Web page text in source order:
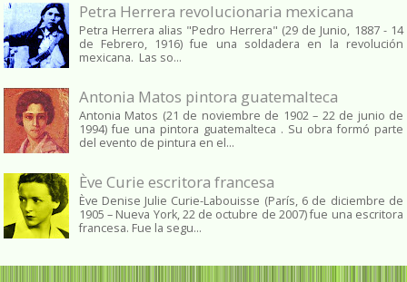
Petra Herrera revolucionaria mexicana
Petra Herrera alias "Pedro Herrera" (29 de Junio, 1887 - 14
de Febrero, 1916) fue una soldadera en la revolución
mexicana. Las so...
Antonia Matos pintora guatemalteca
Antonia Matos (21 de noviembre de 1902 – 22 de junio de
1994) fue una pintora guatemalteca . Su obra formó parte
del evento de pintura en el...
Ève Curie escritora francesa
Ève Denise Julie Curie-Labouisse (París, 6 de diciembre de
1905 – Nueva York, 22 de octubre de 2007) fue una escritora
francesa. Fue la segu...